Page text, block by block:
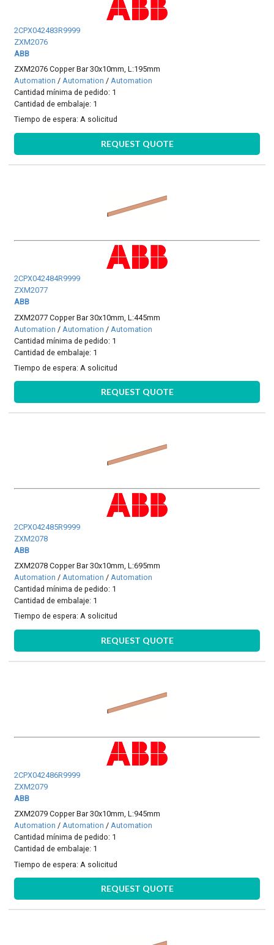
2CPX042483R9999
ZXM2076
ABB
ZXM2076 Copper Bar 30x10mm, L:195mm
Automation /Automation /Automation
Cantidad mínima de pedido: 1
Cantidad de embalaje: 1
Tiempo de espera:A solicitud
REQUEST QUOTE
2CPX042484R9999
ZXM2077
ABB
ZXM2077 Copper Bar 30x10mm, L:445mm
Automation / Automation / Automation
Cantidad mínima de pedido: 1
Cantidad de embalaje: 1
Tiempo de espera: A solicitud
REQUEST QUOTE
2CPX042485R9999
ZXM2078
ABB
ZXM2078 Copper Bar 30x10mm, L:695mm
Automation / Automation / Automation
Cantidad mínima de pedido: 1
Cantidad de embalaje: 1
Tiempo de espera:A solicitud
REQUEST QUOTE
2CPX042486R9999
ZXM2079
ABB
ZXM2079 Copper Bar 30x10mm, L:945mm
Automation /Automation /Automation
Cantidad mínima de pedido: 1
Cantidad de embalaje: 1
Tiempo de espera: A solicitud
REQUEST QUOTE